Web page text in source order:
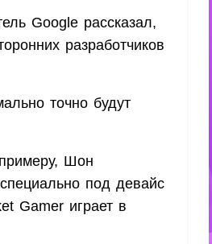
Google рассказал,
разработчиков
точно будут
Шон
под девайс
Gamer играет в